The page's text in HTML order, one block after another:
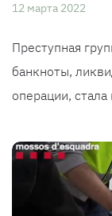
12 марта 2022
Преступная
банкноты,
операции,